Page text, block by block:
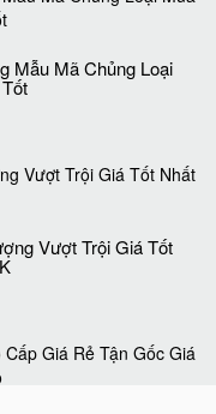
Mẫu Mã Chủng Loại
Vượt Trội Giá Tốt